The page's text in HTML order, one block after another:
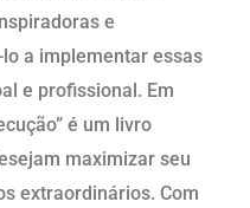
e
a implementar essas
e profissional. Em
é um livro
maximizar seu
extraordinários. Com